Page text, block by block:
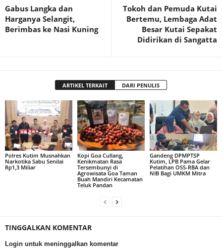
Gabus Langka dan
Harganya Selangit,
Berimbas ke Nasi Kuning
Tokoh dan Pemuda Kutai
Bertemu, Lembaga Adat
Besar Kutai Sepakat
Didirikan di Sangatta
ARTIKEL TERKAIT DARI PENULIS
Polres Kutim Musnahkan
Narkotika Sabu Senilai
Rp1,3 Miliar
Kopi Goa Cullang,
Kenikmatan Rasa
Tersembunyi di
Agrowisata Goa Taman
Buah Mandiri Kecamatan
Teluk Pandan
Gandeng DPMPTSP
Kutim, LPB Pama Gelar
Pelatihan OSS-RBA dan
NIB Bagi UMKM Mitra
TINGGALKAN KOMENTAR
Login untuk meninggalkan komentar